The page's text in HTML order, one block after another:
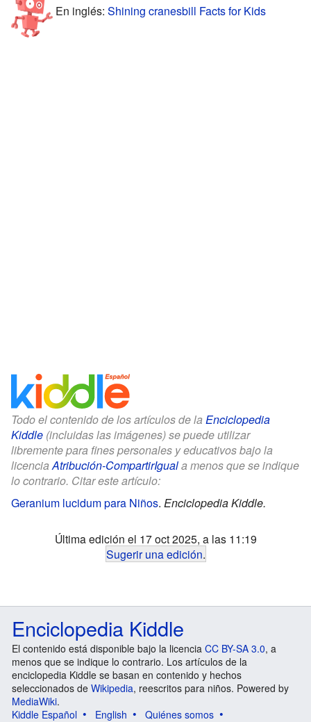
En inglés: Shining cranesbill Facts for Kids
Todo el contenido de los artículos de la Enciclopedia
Kiddle (incluidas las imágenes) se puede utilizar
libremente para fines personales y educativos bajo la
licenciaAtribución-CompartirIguala menos que se indique
lo contrario. Citar este artículo:
Geranium lucidum para Niños. Enciclopedia Kiddle.
Última edición el 17 oct 2025, a las 11:19
Sugerir una edición.
Enciclopedia Kiddle
El contenido está disponible bajo la licencia CC BY-SA 3.0, a
menos que se indique lo contrario. Los artículos de la
enciclopedia Kiddle se basan en contenido y hechos
seleccionados de Wikipedia, reescritos para niños. Powered by
MediaWiki.
Kiddle Español
English
Quiénes somos